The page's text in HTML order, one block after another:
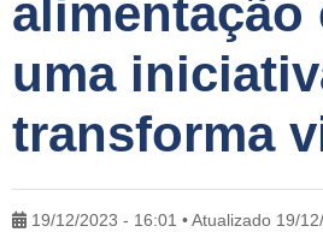
alimentação
uma
transforma
19/12/2023 - 16:01 • Atualizado 19/